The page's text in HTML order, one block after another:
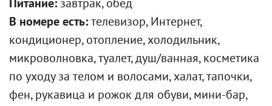
Питание: завтрак, обед
В номере есть: телевизор, Интернет,
кондиционер, отопление, холодильник,
микроволновка, туалет, душ/ванная, косметика
по уходу за телом и волосами, халат, тапочки,
фен, рукавица и рожок для обуви, мини-бар,